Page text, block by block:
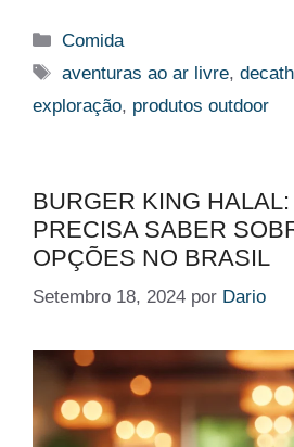
Categorias
Comida
Etiquetas
aventuras ao ar livre,
exploração, produtos outdoor
BURGER KING
PRECISA SABER
OPÇÕES NO BRASIL
Setembro 18, 2024 por Dario